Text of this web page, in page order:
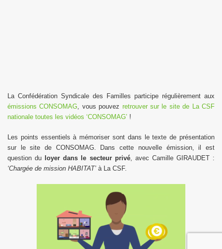
La Confédération Syndicale des Familles participe régulièrement aux
émissions CONSOMAG, vous pouvez retrouver sur le site de La CSF
nationale toutes les vidéos ‘CONSOMAG’ !
Les points essentiels à mémoriser sont dans le texte de présentation
sur le site de CONSOMAG. Dans cette nouvelle émission, il est
question du loyer dans le secteur privé, avec Camille GIRAUDET :
‘Chargée de mission HABITAT’ à La CSF.